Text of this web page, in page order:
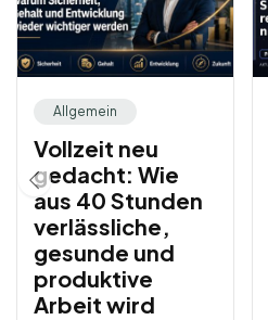
Allgemein
Vollzeit neu
gedacht: Wie
aus 40 Stunden
verlässliche,
gesunde und
produktive
Arbeit wird